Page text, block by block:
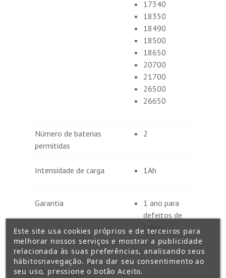
17340
18350
18490
18500
18650
20700
21700
26500
26650
Número de baterias
permitidas
2
Intensidade de carga 1Ah
Garantia
1 ano para
defeitos de
fabrico
EAN-13
6958946202214
Este site usa cookies próprios e de terceiros para
melhorar nossos serviços e mostrar a publicidade
relacionada às suas preferências, analisando seus
hábitosnavegação. Para dar seu consentimento ao
seu uso, pressione o botão Aceito.